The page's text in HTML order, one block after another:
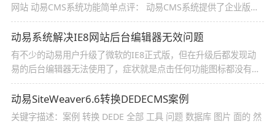
网站 动易CMS系统功能简单点评： 动易CMS系统提供了企业版、
专业版、标准版、个人版以及普及版等多个版本，许多网站使用的
多是普及版。 动易CMS系统由文章、下载、商城、留言、用户管理
五大功能模
动易系统解决IE8网站后台编辑器无效问题
有不少的动易用户升级了微软的IE8正式版，但在升级后都发现动
易的后台编辑器无法使用了，症状就是点击任何功能图标都没有弹
出设置窗口 有不少的动易用户升级了微软的IE8正式版，但在
升级后都发现动易的后台编辑器无法使用了，症状就是点击任何功
能图标都没有弹
动易SiteWeaver6.6转换DEDECMS案例
关键字描述：案例 转换 DEDE 全部 工具 问题 数据库 图片 面的 然